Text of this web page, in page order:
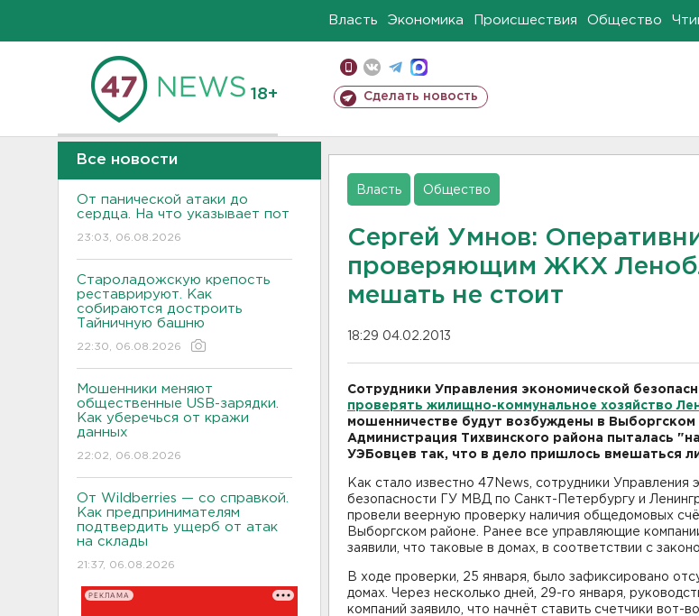
Власть Экономика Происшествия Общество
18+ Сделать новость
Все новости
От панической атаки до
сердца. На что указывает пот
23:03, 06.08.2026
Староладожскую крепость
реставрируют. Как
собираются достроить
Тайничную башню
22:30, 06.08.2026
Мошенники меняют
общественные USB-зарядки.
Как уберечься от кражи
данных
22:02, 06.08.2026
От Wildberries — со справкой.
Как предпринимателям
подтвердить ущерб от атак
на склады
21:37, 06.08.2026
РЕКЛАМА
Власть Общество
Сергей Умнов:
проверяющим ЖКХ
мешать не стоит
18:29 04.02.2013
Сотрудники Управления экономической
проверять жилищно-коммунальное хозяйство
мошенничестве будут возбуждены в Выборгском
Администрация Тихвинского района пыталась
УЭБовцев так, что в дело пришлось вмешаться
Как стало известно 47News, сотрудники Управления
безопасности ГУ МВД по Санкт-Петербургу и
провели веерную проверку наличия общедомовых
Выборгском районе. Ранее все управляющие
заявили, что таковые в домах, в соответствии с
В ходе проверки, 25 января, было зафиксировано
домах. Через несколько дней, 29-го января,
компаний заявило, что начнёт ставить счетчики вот-